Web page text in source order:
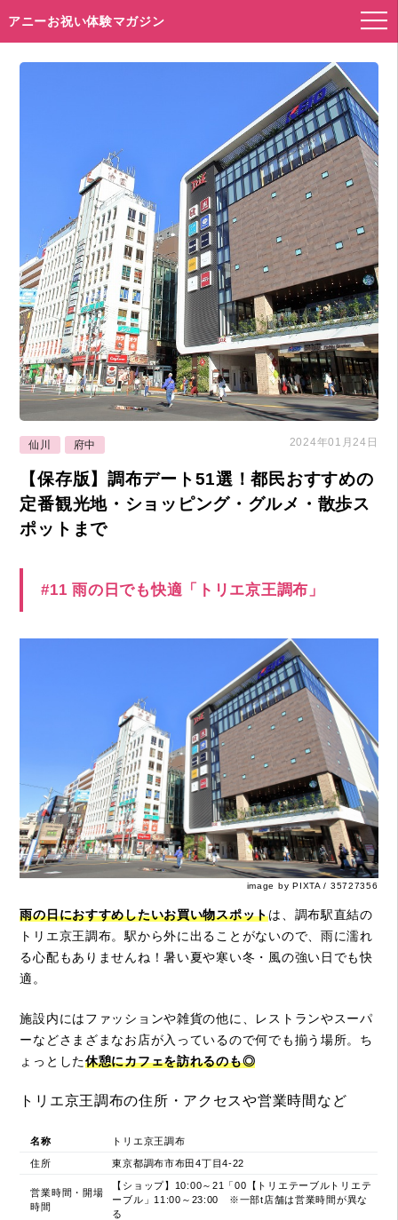
アニーお祝い体験マガジン
仙川 府中 2024年01月24日
【保存版】調布デート51選！都民おすすめの
定番観光地・ショッピング・グルメ・散歩ス
ポットまで
#11 雨の日でも快適「トリエ京王調布」
image by PIXTA / 35727356
雨の日におすすめしたいお買い物スポットは、調布駅直結の
トリエ京王調布。駅から外に出ることがないので、雨に濡れ
る心配もありませんね！暑い夏や寒い冬・風の強い日でも快
適。
施設内にはファッションや雑貨の他に、レストランやスーパ
ーなどさまざまなお店が入っているので何でも揃う場所。ち
ょっとした休憩にカフェを訪れるのも◎
トリエ京王調布の住所・アクセスや営業時間など
名称 トリエ京王調布
住所 東京都調布市布田4丁目4-22
営業時間・開場
時間
【ショップ】10:00～21「00【トリエテーブルトリエテ
ーブル」11:00～23:00 ※一部t店舗は営業時間が異な
る